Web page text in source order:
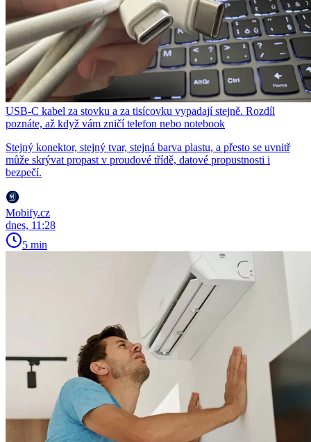
USB-C kabel za stovku a za tisícovku vypadají stejně. Rozdíl
poznáte, až když vám zničí telefon nebo notebook
Stejný konektor, stejný tvar, stejná barva plastu, a přesto se uvnitř
může skrývat propast v proudové třídě, datové propustnosti i
bezpečí.
Mobify.cz
dnes, 11:28
5 min